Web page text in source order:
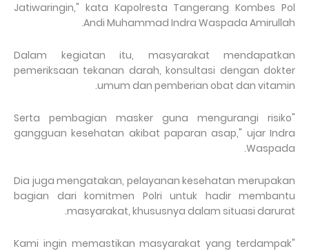
Jatiwaringin," kata Kapolresta Tangerang Kombes Pol
Andi Muhammad Indra Waspada Amirullah.
Dalam kegiatan itu, masyarakat mendapatkan
pemeriksaan tekanan darah, konsultasi dengan dokter
umum dan pemberian obat dan vitamin.
"Serta pembagian masker guna mengurangi risiko
gangguan kesehatan akibat paparan asap," ujar Indra
Waspada.
Dia juga mengatakan, pelayanan kesehatan merupakan
bagian dari komitmen Polri untuk hadir membantu
masyarakat, khususnya dalam situasi darurat.
"Kami ingin memastikan masyarakat yang terdampak